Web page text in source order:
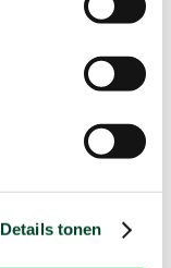
Details tonen